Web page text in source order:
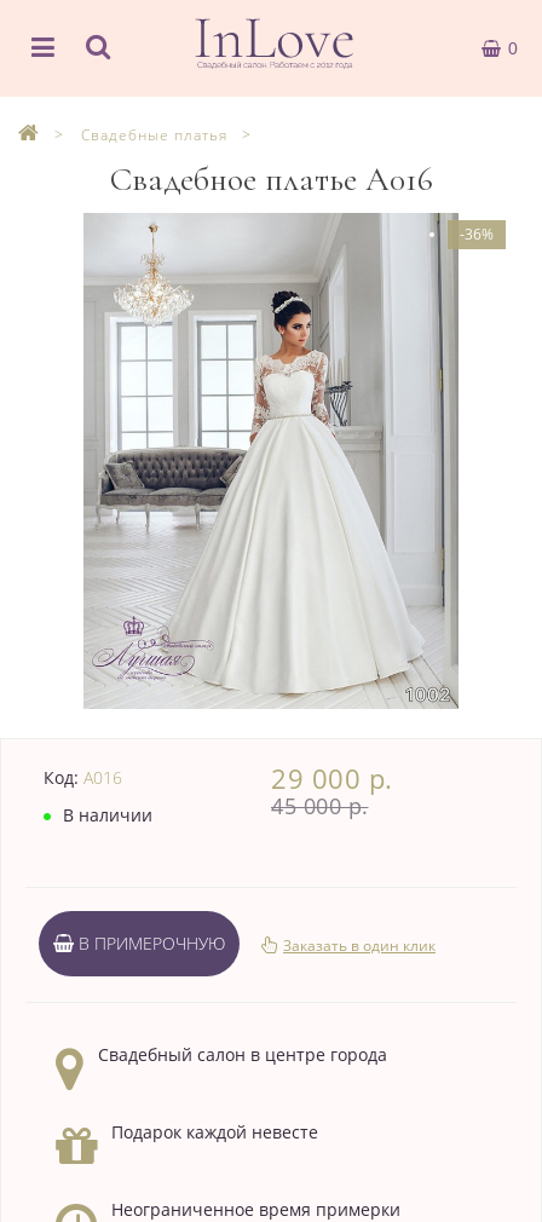
0
Свадебные платья
Свадебное платье А016
-36%
Код: A016
В наличии
29 000 р.
45 000 р.
В ПРИМЕРОЧНУЮ Заказать в один клик
Свадебный салон в центре города
Подарок каждой невесте
Неограниченное время примерки